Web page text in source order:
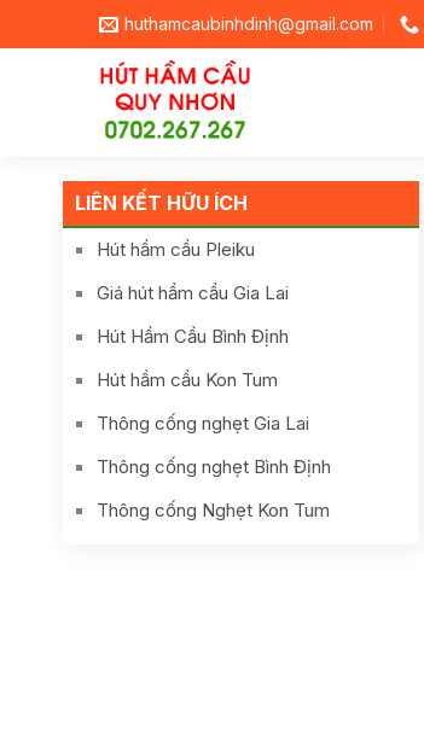
huthamcaubinhdinh@gmail.com
LIÊN KẾT HỮU ÍCH
Hút hầm cầu Pleiku
Giá hút hầm cầu Gia Lai
Hút Hầm Cầu Bình Định
Hút hầm cầu Kon Tum
Thông cống nghẹt Gia Lai
Thông cống nghẹt Bình Định
Thông cống Nghẹt Kon Tum